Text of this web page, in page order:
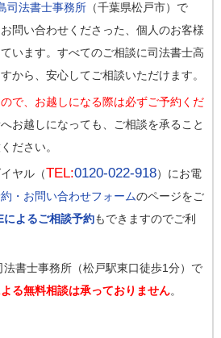
司法書士事務所 （千葉県松戸市）で
問い合わせくださった、個人のお客様
います。すべてのご相談に司法書士高
から、安心してご相談いただけます。
で、お越しになる際は必ずご予約くだ
お越しになっても、ご相談を承ること
ださい。
ヤル（TEL:0120-022-918）にお電
・お問い合わせフォームのページをご
によるご相談予約もできますのでご利
書士事務所（松戸駅東口徒歩1分）で
る無料相談は承っておりません。